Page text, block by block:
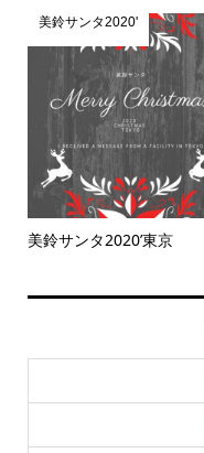
美鈴サンタ2020'
美鈴サンタ2020’東京